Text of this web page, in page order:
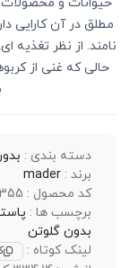
مطلق در آن کارایی
نامند. از نظر تغذیه
حالی که غنی از
دسته بندی :
برند : mader
کد محصول : prd1782355
برچسب ها :
بدون گلوتن
لینک کوتاه :